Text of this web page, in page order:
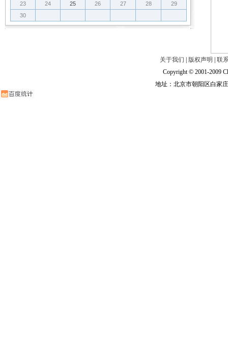
23
24 25 26 27 28
29
30
关于我们 版权声明
联
Copyright © 2001-2009
地址：北京市朝阳区白家